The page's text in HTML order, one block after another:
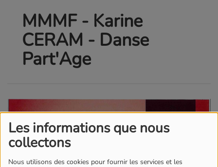
Les informations que nous
collectons
Nous utilisons des cookies pour fournir les services et les
MMMF - Karine
CERAM - Danse
Part'Age